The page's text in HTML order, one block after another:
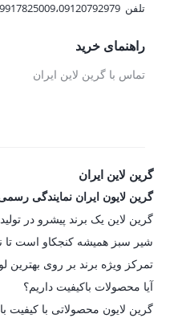
تلفن
راهنمای خرید
تماس با گرین لاین ایران
گرین لاین ایران
گرین لایون ایران نمایندگی
شیر سبز همیشه کنجکاو است تا
تمرکز ویژه برند بر روی بهترین
آیا محصولات باکیفیت داریم؟
گرین لایون محصولاتی با